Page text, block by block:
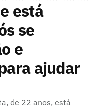
está
se
e
ajudar
de 22 anos, está